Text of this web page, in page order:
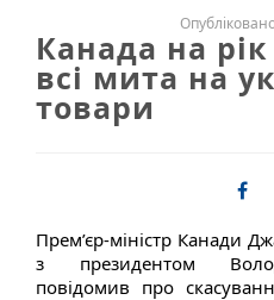
Канада на
всі мита на
товари
Прем’єр-міністр Канади
з президентом
повідомив про